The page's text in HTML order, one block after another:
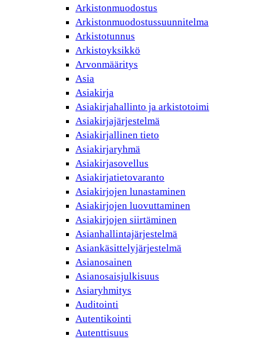
Arkistonmuodostus
Arkistonmuodostussuunnitelma
Arkistotunnus
Arkistoyksikkö
Arvonmääritys
Asia
Asiakirja
Asiakirjahallinto ja arkistotoimi
Asiakirjajärjestelmä
Asiakirjallinen tieto
Asiakirjaryhmä
Asiakirjasovellus
Asiakirjatietovaranto
Asiakirjojen lunastaminen
Asiakirjojen luovuttaminen
Asiakirjojen siirtäminen
Asianhallintajärjestelmä
Asiankäsittelyjärjestelmä
Asianosainen
Asianosaisjulkisuus
Asiaryhmitys
Auditointi
Autentikointi
Autenttisuus